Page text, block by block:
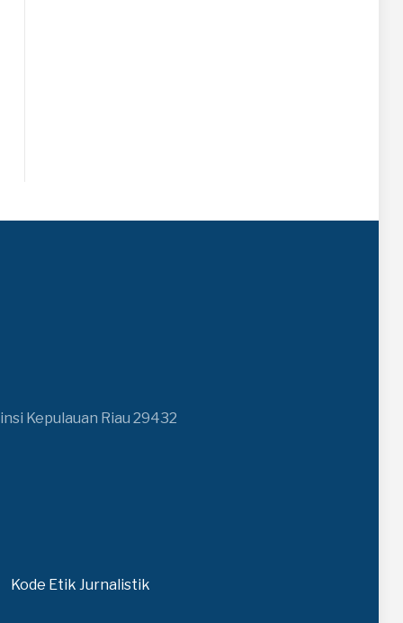
Kepulauan Riau 29432
Kode Etik Jurnalistik